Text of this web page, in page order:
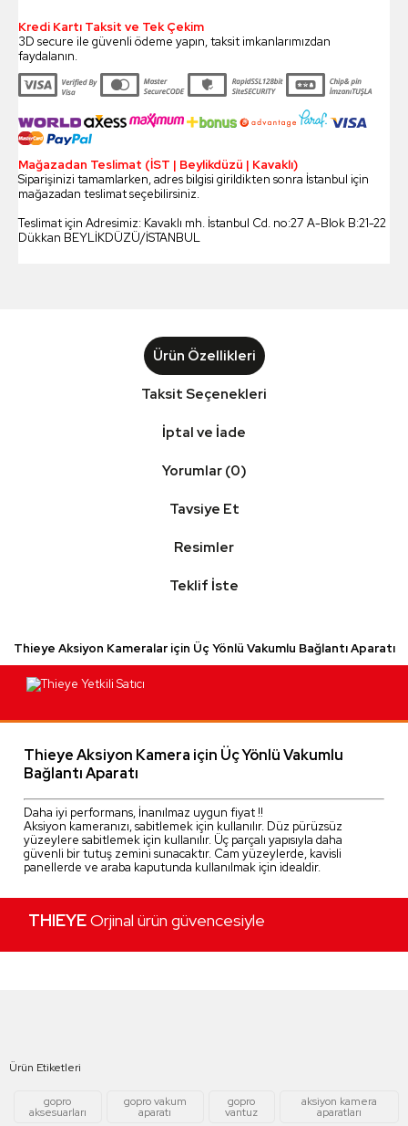
Kredi Kartı Taksit ve Tek Çekim
3D secure ile güvenli ödeme yapın, taksit imkanlarımızdan
faydalanın.
Mağazadan Teslimat (İST | Beylikdüzü | Kavaklı)
Siparişinizi tamamlarken, adres bilgisi girildikten sonra İstanbul için
mağazadan teslimat seçebilirsiniz.
Teslimat için Adresimiz: Kavaklı mh. İstanbul Cd. no:27 A-Blok B:21-22
Dükkan BEYLİKDÜZÜ/İSTANBUL
Ürün Özellikleri
Taksit Seçenekleri
İptal ve İade
Yorumlar (0)
Tavsiye Et
Resimler
Teklif İste
Thieye Aksiyon Kameralar için Üç Yönlü Vakumlu Bağlantı Aparatı
Thieye Aksiyon Kamera için Üç Yönlü Vakumlu
Bağlantı Aparatı
Daha iyi performans, İnanılmaz uygun fiyat !!
Aksiyon kameranızı, sabitlemek için kullanılır. Düz pürüzsüz
yüzeylere sabitlemek için kullanılır. Üç parçalı yapısıyla daha
güvenli bir tutuş zemini sunacaktır. Cam yüzeylerde, kavisli
panellerde ve araba kaputunda kullanılmak için idealdir.
THIEYEOrjinal ürün güvencesiyle
Ürün Etiketleri
gopro
aksesuarları
gopro vakum
aparatı
gopro
vantuz
aksiyon kamera
aparatları